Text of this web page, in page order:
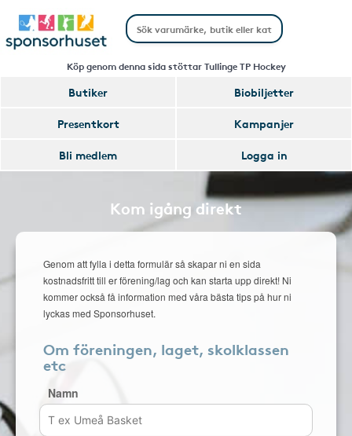
Köp genom denna sida stöttar Tullinge TP Hockey
Butiker
Biobiljetter
Presentkort
Kampanjer
Bli medlem
Logga in
Kom igång direkt
Genom att fylla i detta formulär så skapar ni en sida
kostnadsfritt till er förening/lag och kan starta upp direkt! Ni
kommer också få information med våra bästa tips på hur ni
lyckas med Sponsorhuset.
Om föreningen, laget, skolklassen
etc
Namn